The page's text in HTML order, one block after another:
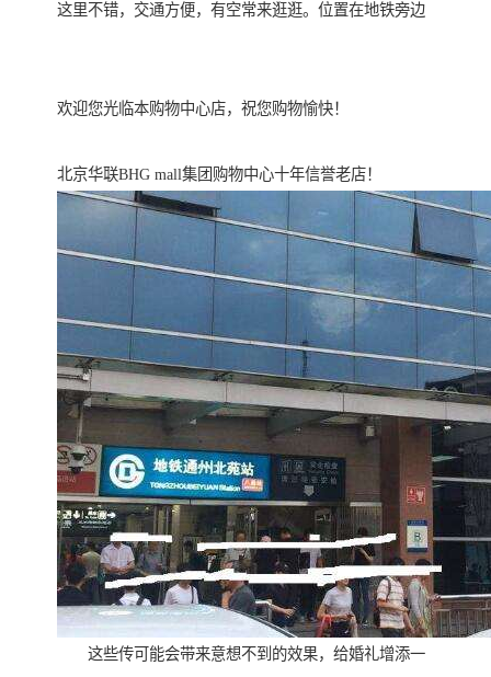
这里不错，交通方便，有空常来逛逛。位置在地铁旁边
欢迎您光临本购物中心店，祝您购物愉快！
北京华联BHG mall集团购物中心十年信誉老店！
这些传可能会带来意想不到的效果，给婚礼增添一